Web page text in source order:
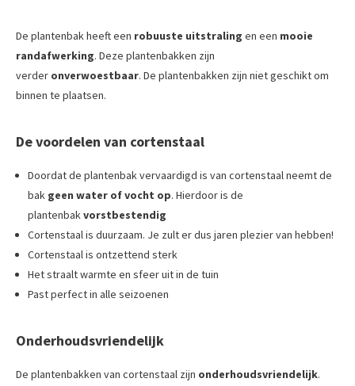
De plantenbak heeft een robuuste uitstraling en een mooie
randafwerking. Deze plantenbakken zijn
verder onverwoestbaar. De plantenbakken zijn niet geschikt om
binnen te plaatsen.
De voordelen van cortenstaal
Doordat de plantenbak vervaardigd is van cortenstaal neemt de
bak geen water of vocht op. Hierdoor is de
plantenbakvorstbestendig
Cortenstaal is duurzaam. Je zult er dus jaren plezier van hebben!
Cortenstaal is ontzettend sterk
Het straalt warmte en sfeer uit in de tuin
Past perfect in alle seizoenen
Onderhoudsvriendelijk
De plantenbakken van cortenstaal zijn onderhoudsvriendelijk.